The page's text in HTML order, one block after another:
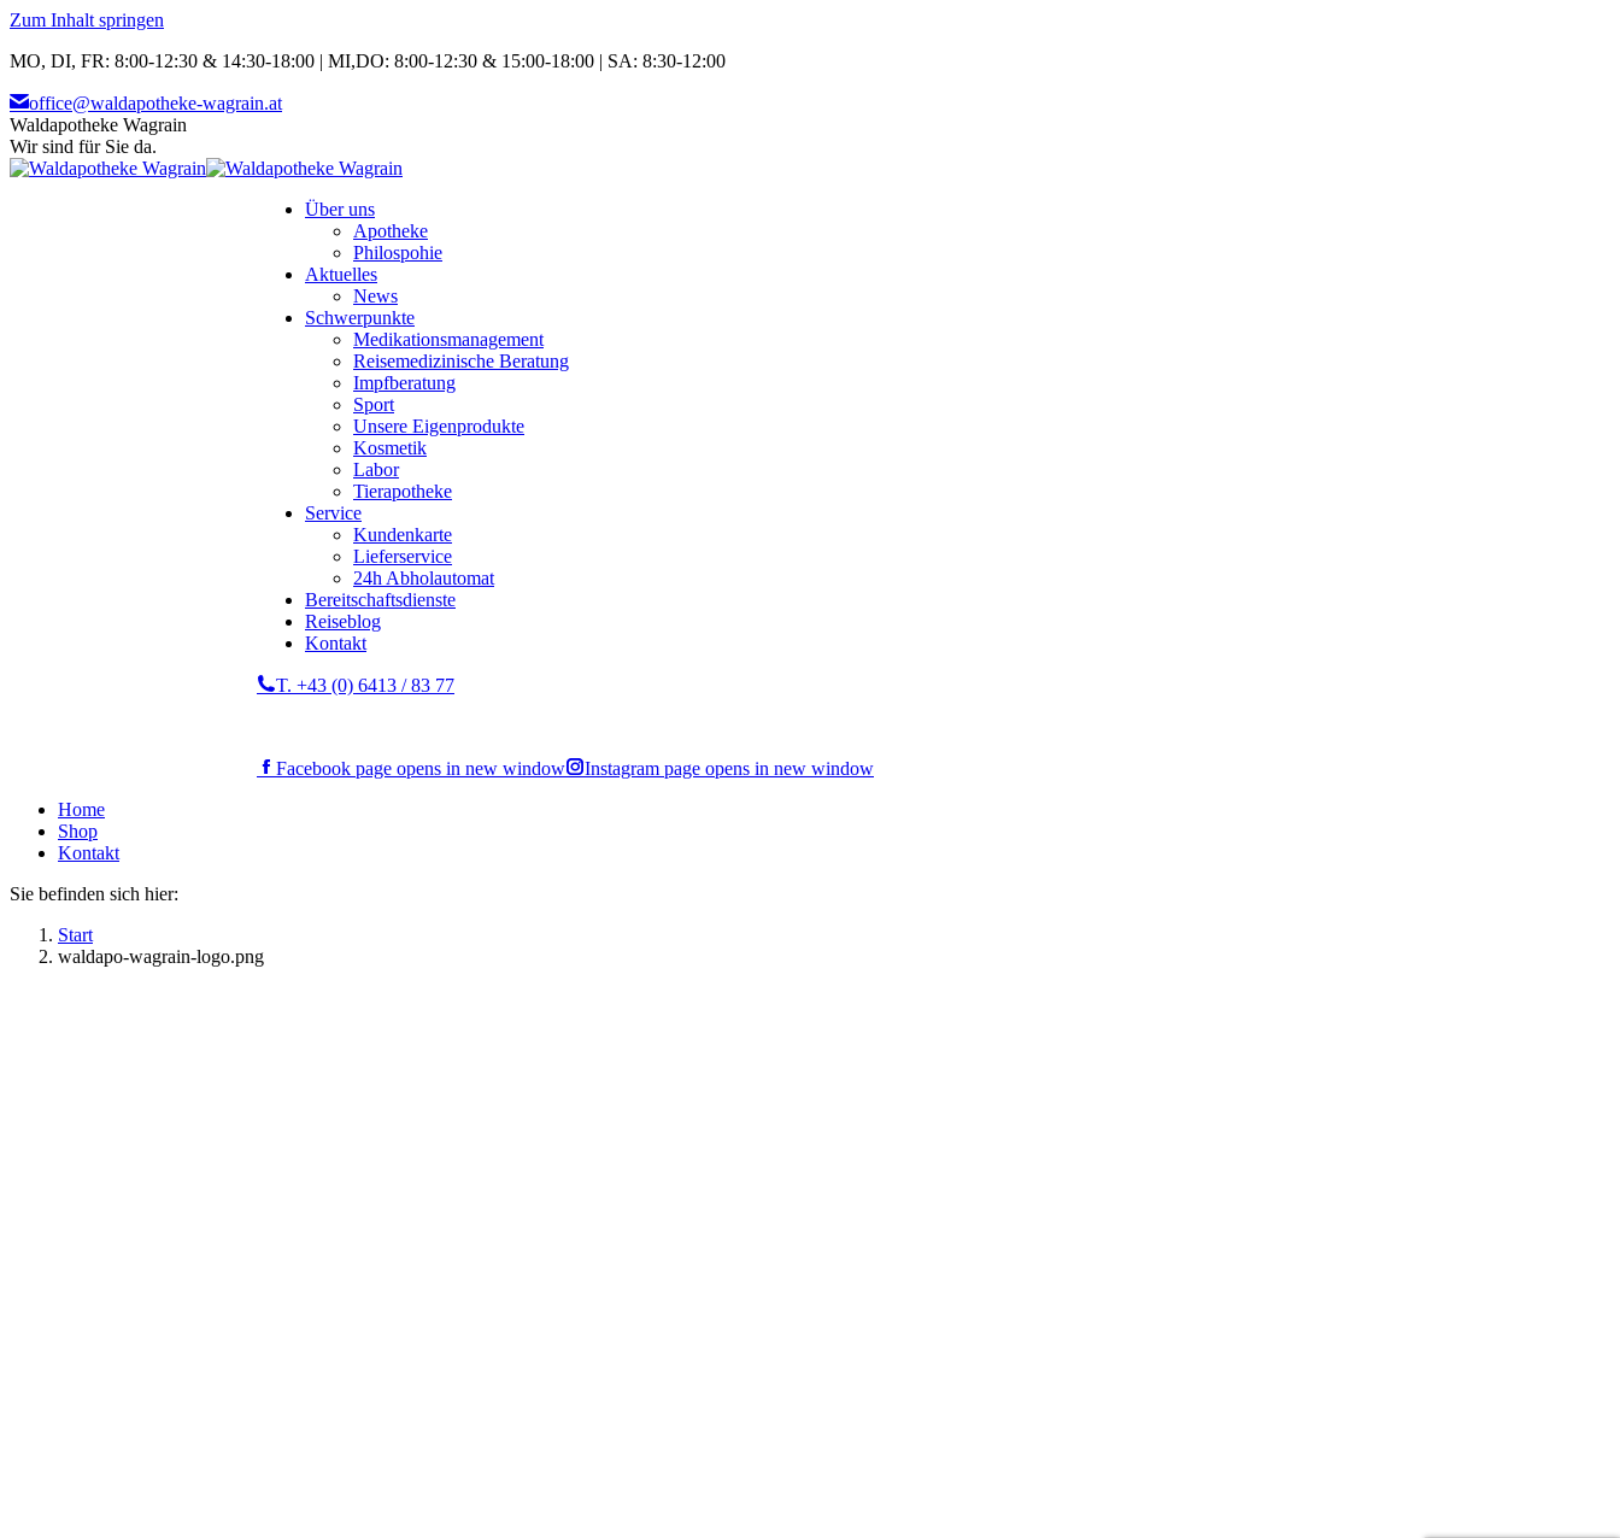
Zum Inhalt springen
MO, DI, FR: 8:00-12:30 & 14:30-18:00 | MI,DO: 8:00-12:30 & 15:00-18:00 | SA: 8:30-12:00
office@waldapotheke-wagrain.at
Waldapotheke Wagrain
Wir sind für Sie da.
Über uns
Apotheke
Philospohie
Aktuelles
News
Schwerpunkte
Medikationsmanagement
Reisemedizinische Beratung
Impfberatung
Sport
Unsere Eigenprodukte
Kosmetik
Labor
Tierapotheke
Service
Kundenkarte
Lieferservice
24h Abholautomat
Bereitschaftsdienste
Reiseblog
Kontakt
T. +43 (0) 6413 / 83 77
Facebook page opens in new window
Instagram page opens in new window
Home
Shop
Kontakt
Sie befinden sich hier:
Start
waldapo-wagrain-logo.png